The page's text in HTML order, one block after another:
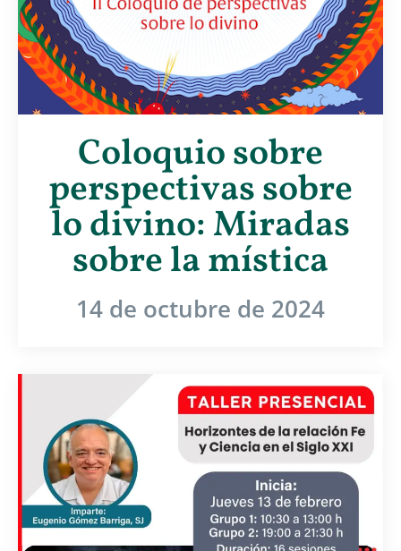
Coloquio sobre
perspectivas sobre
lo divino: Miradas
sobre la mística
14 de octubre de 2024